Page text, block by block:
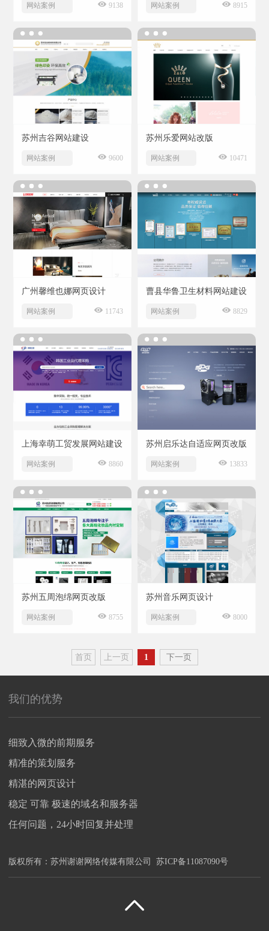
网站案例 9138 网站案例 8915
苏州吉谷网站建设
网站案例 9600
苏州乐爱网站改版
网站案例 10471
广州馨维也娜网页设计
网站案例 11743
曹县华鲁卫生材料网站建设
网站案例 8829
上海幸萌工贸发展网站建设
网站案例 8860
苏州启乐达自适应网页改版
网站案例 13833
苏州五周泡绵网页改版
网站案例 8755
苏州音乐网页设计
网站案例 8000
首页 上一页 1 下一页
我们的优势
细致入微的前期服务
精准的策划服务
精湛的网页设计
稳定 可靠 极速的域名和服务器
任何问题，24小时回复并处理
版权所有： 苏州谢谢网络传媒有限公司 苏ICP备11087090号